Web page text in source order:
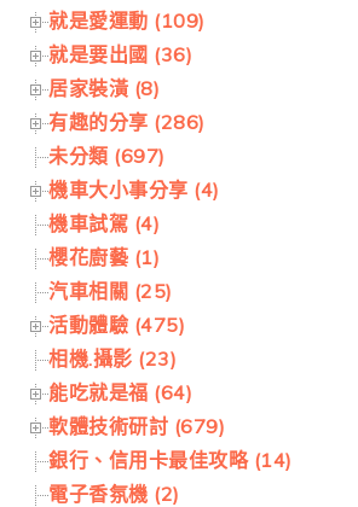
就是愛運動 (109)
就是要出國 (36)
居家裝潢 (8)
有趣的分享 (286)
未分類 (697)
機車大小事分享 (4)
機車試駕 (4)
櫻花廚藝 (1)
汽車相關 (25)
活動體驗 (475)
相機.攝影 (23)
能吃就是福 (64)
軟體技術研討 (679)
銀行、信用卡最佳攻略 (14)
電子香氛機 (2)